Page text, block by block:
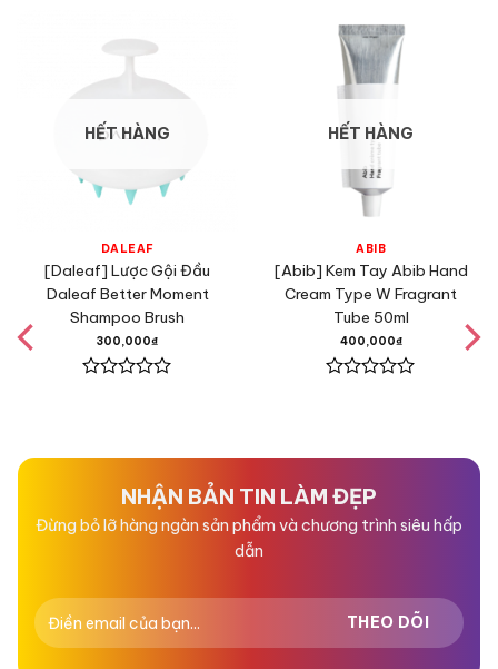
HẾT HÀNG
DALEAF
[Daleaf] Lược Gội Đầu
Daleaf Better Moment
Shampoo Brush
300,000₫
5
HẾT HÀNG
ABIB
[Abib] Kem Tay Abib Hand
Cream Type W Fragrant
Tube 50ml
400,000₫
5
NHẬN BẢN TIN LÀM ĐẸP
Đừng bỏ lỡ hàng ngàn sản phẩm và chương trình siêu hấp
dẫn